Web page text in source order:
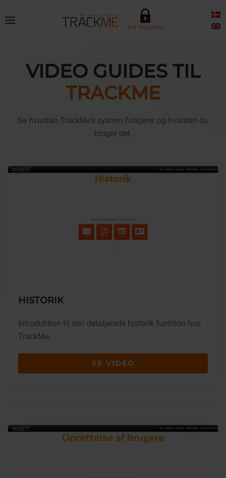
Skip to main content Mit Trackme
VIDEO GUIDES TIL
TRACKME
Se hvordan TrackMe’s system fungerer og hvordan du
bruger det.
HISTORIK
Introduktion til den detaljerede historik funktion hos
TrackMe.
SE VIDEO